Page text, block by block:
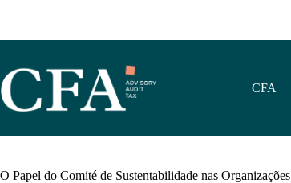
CFA
O Papel do Comité de Sustentabilidade nas Organizações